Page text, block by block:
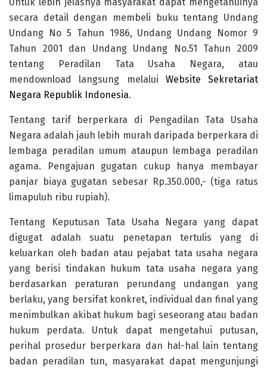
secara detail dengan membeli buku tentang Undang
Undang No 5 Tahun 1986, Undang Undang Nomor 9
Tahun 2001 dan Undang Undang No.51 Tahun 2009
tentang Peradilan Tata Usaha Negara, atau
mendownload langsung melalui Website Sekretariat
Negara Republik Indonesia.
Tentang tarif berperkara di Pengadilan Tata Usaha
Negara adalah jauh lebih murah daripada berperkara di
lembaga peradilan umum ataupun lembaga peradilan
agama. Pengajuan gugatan cukup hanya membayar
panjar biaya gugatan sebesar Rp.350.000,- (tiga ratus
limapuluh ribu rupiah).
Tentang Keputusan Tata Usaha Negara yang dapat
digugat adalah suatu penetapan tertulis yang di
keluarkan oleh badan atau pejabat tata usaha negara
yang berisi tindakan hukum tata usaha negara yang
berdasarkan peraturan perundang undangan yang
berlaku, yang bersifat konkret, individual dan final yang
menimbulkan akibat hukum bagi seseorang atau badan
hukum perdata. Untuk dapat mengetahui putusan,
perihal prosedur berperkara dan hal-hal lain tentang
badan peradilan tun, masyarakat dapat mengunjungi